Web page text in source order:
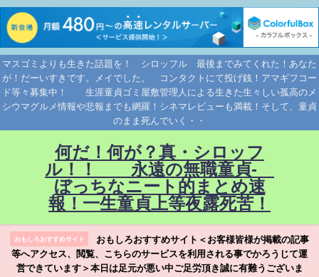
マスゴミよりも生きた話題を！ シロッフル 最後までみてくれた！あなた
が！だーいすきです。メイでした。 コンタクトにて投げ銭！アマギフコー
ド等々募集中！ 生涯童貞ゴミ屋敷管理人による生きた生々しい孤高のメ
シウマグルメ情報や悲報までも網羅！シネマレビューも満載！そして、童貞
のまま死んでいく・・
何だ！何が？真・シロッフ
ル！！ 永遠の無職童貞-
ぼっちなニート的まとめ速
報！一生童貞上等夜露死苦！
おもしろおすすめサイト
おもしろおすすめサイト＜お客様皆様が掲載の記事
等へアクセス、閲覧、こちらのサービスを利用される事でかろうじて運
営できています＞本日は足元が悪い中ご足労頂き誠に有難うございま